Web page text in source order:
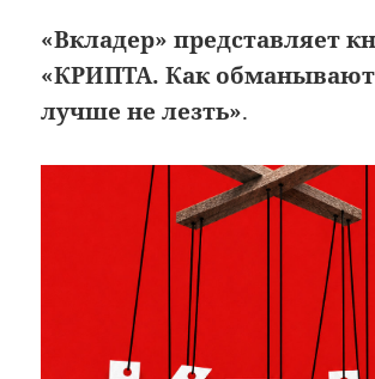
«Вкладер» представляет
«КРИПТА. Как
лучше не лезть».